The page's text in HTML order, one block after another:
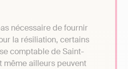
nécessaire de fournir
la résiliation, certains
comptable de Saint-
même ailleurs peuvent